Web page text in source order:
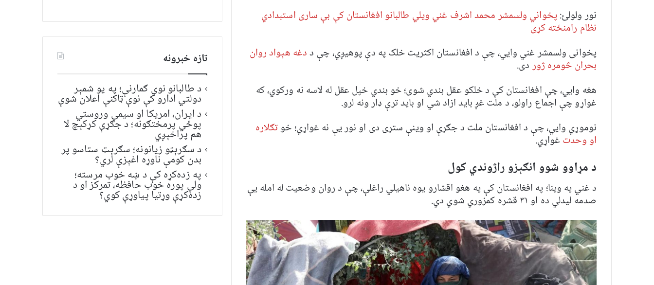
نور ولولئ:پخواني ولسمشر محمد اشرف غني ويلي طالبانو افغانستان کې بې ساری استبدادي
نظام رامنځته کړی
پخوانی ولسمشر غني وايي، چې د افغانستان اکثریت خلک په دې پوهیږي، چې ددغه هېواد روان
بحران څومره ژوردی.
هغه وايي، چې افغانستان کې د خلکو عقل بندي‌ شوی؛ خو بندي خپل عقل له لاسه نه ورکوي، که
غواړو چې اجماع راولو، د ملت غږ باید ازاد شي او باید ترې ډار ونه لرو.
نوموړي وايي،‌ چې د افغانستان ملت د جګړې او وینې ستړی دی او نور یې نه غواړي؛ خوتګلاره
او وحدت غواړي.
د مړاوو شوو انګېزو راژوندي کول
د غني په وینا؛ په افغانستان کې په هغو اقشارو یوه ناهیلي راغلې، چې د روان وضعیت له امله یې
صدمه لیدلي ده او ۳۱ قشره کمزوري شوي‌ دي.
تازه خبرونه
د طالبانو نوي ګمارنې؛ په یو شمېر
دولتي ادارو کې نوې ټاکنې اعلان شوې
د ایران، امریکا او سیمې وروستي
پوځي پرمختګونه؛ د جګړې کړکېچ لا
هم پراخېږي
د سګرېټو زیانونه؛ سګرېټ ستاسو پر
بدن کومې ناوړه اغېزې لري؟
په زده‌کړه کې د ښه خوب مرسته؛
ولې پوره خوب حافظه، تمرکز او د
زده‌کړې وړتیا پیاوړې کوي؟